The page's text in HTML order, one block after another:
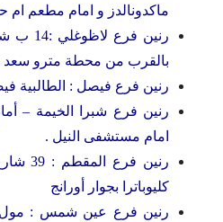
ماكدونالدز و امام مطعم
رنين
بالقرب من محطة مترو سعد
رنين فرع فيصل :
رنين فرع شبرا الخيمة –
امام مستشفى النيل .
كليوباترا بجوار أورانج
رنين فرع عين شمس :